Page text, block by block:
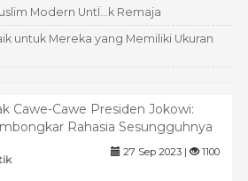
Modern UntÏ…k Remaja
untuk Mereka yang Memiliki Ukuran
Cawe-Cawe Presiden Jokowi:
Rahasia Sesungguhnya
27 Sep 2023 | 1100